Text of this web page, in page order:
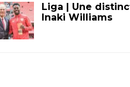
Liga | Une
Inaki Williams